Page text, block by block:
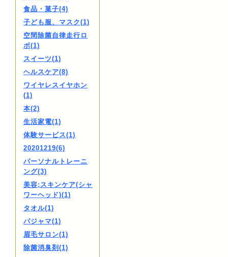
食品・菓子(4)
子ども服、マスク(1)
空間除菌自律走行ロ
ボ(1)
スイーツ(1)
ヘルスケア(8)
ワイヤレスイヤホン
(1)
本(2)
生活家電(1)
体験サービス(1)
20201219(6)
パーソナルトレーニ
ング(3)
美容;スキンケア(シャ
ワーヘッド)(1)
タオル(1)
パジャマ(1)
眉毛サロン(1)
除菌消臭剤(1)